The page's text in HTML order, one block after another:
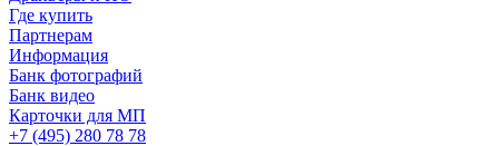
Где купить
Партнерам
Информация
Банк фотографий
Банк видео
Карточки для МП
+7 (495) 280 78 78